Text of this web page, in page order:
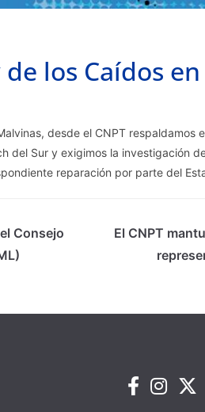
los Caídos
desde el CNPT respaldamos
del Sur y exigimos la investigación
reparación por parte del
Consejo
El CNPT